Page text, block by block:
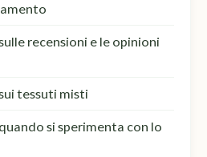
recensioni e le opinioni
tessuti misti
si sperimenta con lo